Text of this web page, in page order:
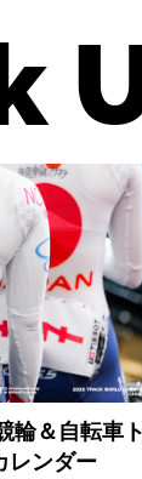
輪＆自転車
レンダー